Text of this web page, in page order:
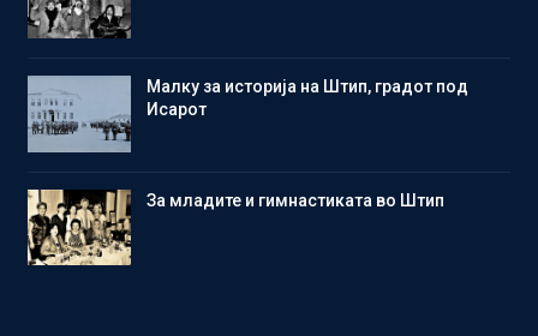
Малку за историја на Штип, градот под
Исарот
Зa младите и гимнастиката во Штип